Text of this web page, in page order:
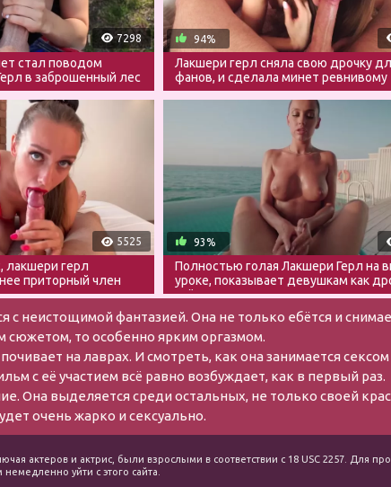
7298
стал поводом
в заброшенный лес
94%
Лакшери герл сняла свою дрочку
фанов, и сделала минет ревнивому
спонсору
5525
лакшери герл
приторный член
93%
Полностью голая Лакшери Герл на
уроке, показывает девушкам как
хуй
неистощимой фантазией. Она не только ебётся и
то особенно ярким оргазмом.
на лаврах. И смотреть, как она занимается
с её участием всё равно возбуждает, как в первый раз.
Она выделяется среди остальных, не только своей
очень жарко и сексуально.
актеров и актрис, были взрослыми в соответствии с 18 USC 2257. Для
уйти с этого сайта.